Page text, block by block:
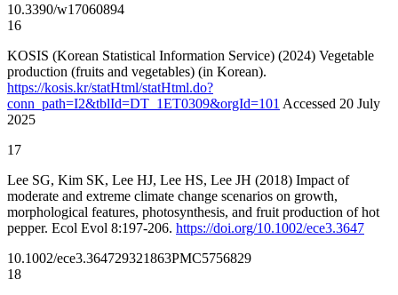
10.3390/w17060894
16
KOSIS (Korean Statistical Information Service) (2024) Vegetable
production (fruits and vegetables) (in Korean).
https://kosis.kr/statHtml/statHtml.do?
conn_path=I2&tblId=DT_1ET0309&orgId=101 Accessed 20 July
2025
17
Lee SG, Kim SK, Lee HJ, Lee HS, Lee JH (2018) Impact of
moderate and extreme climate change scenarios on growth,
morphological features, photosynthesis, and fruit production of hot
pepper. Ecol Evol 8:197-206. https://doi.org/10.1002/ece3.3647
10.1002/ece3.364729321863PMC5756829
18